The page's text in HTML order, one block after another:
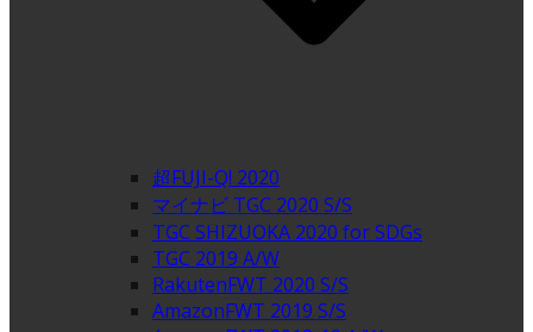
超FUJI-Q! 2020
マイナビ TGC 2020 S/S
TGC SHIZUOKA 2020 for SDGs
TGC 2019 A/W
RakutenFWT 2020 S/S
AmazonFWT 2019 S/S